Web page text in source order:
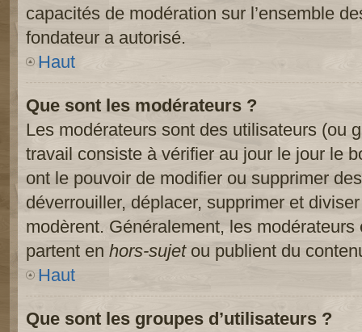
capacités de modération sur l’ensemble
fondateur a autorisé.
Haut
Que sont les modérateurs ?
Les modérateurs sont des utilisateurs (ou
travail consiste à vérifier au jour le jour le
ont le pouvoir de modifier ou supprimer
déverrouiller, déplacer, supprimer et
modèrent. Généralement, les
partent en hors-sujetou publient du
Haut
Que sont les groupes d’utilisateurs ?